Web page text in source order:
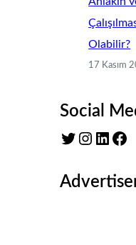
Olabilir?
17 Kasım
Social
Twitter
Instagram LinkedIn Facebook